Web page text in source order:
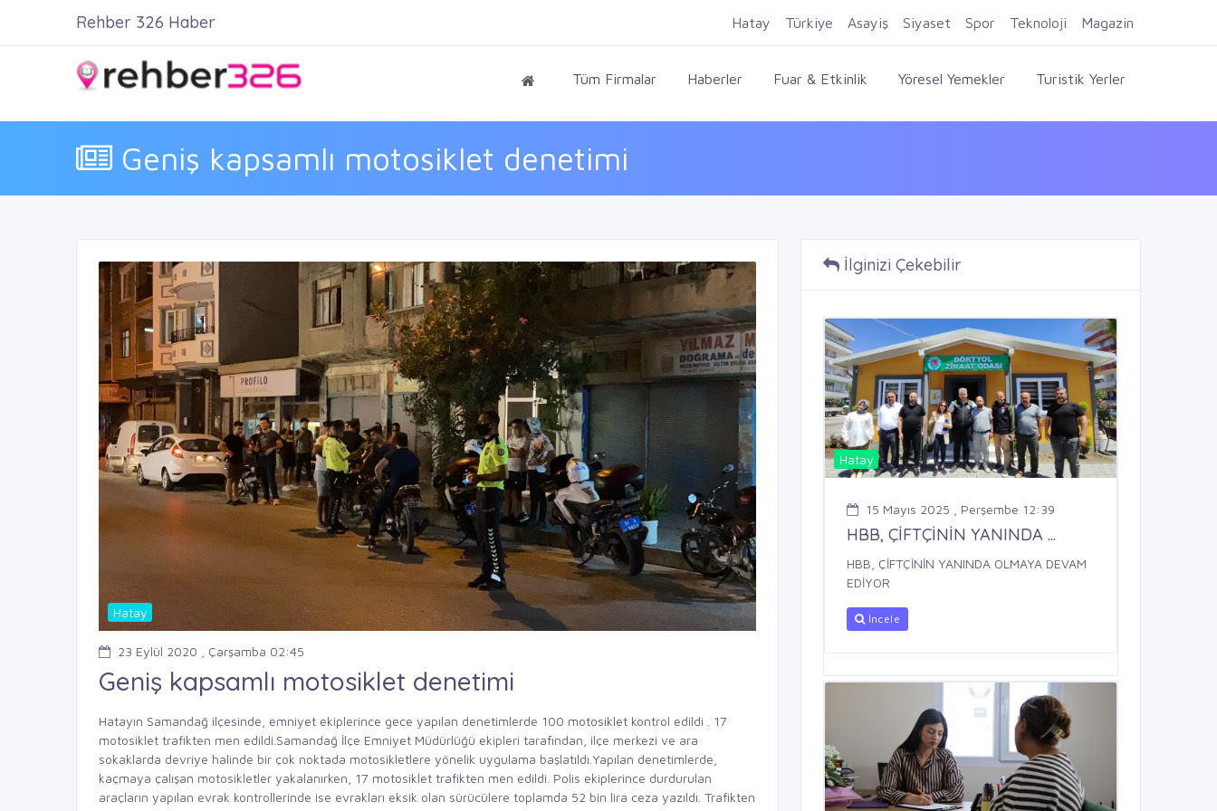
Firma Ekle Kayıt Ol Giriş Yap
Tüm Firmalar Haberler Fuar & Etkinlik Yöresel Yemekler Turistik Yerler
Geniş kapsamlı motosiklet denetimi
Rehber 326 Haber Hatay Türkiye Asayiş Siyaset Spor Teknoloji Magazin
Hatay
23 Eylül 2020 , Çarşamba 02:45
Geniş kapsamlı motosiklet denetimi
Hatayın Samandağ ilçesinde, emniyet ekiplerince gece yapılan denetimlerde 100 motosiklet kontrol edildi . 17
motosiklet trafikten men edildi.Samandağ İlçe Emniyet Müdürlüğü ekipleri tarafından, ilçe merkezi ve ara
sokaklarda devriye halinde bir çok noktada motosikletlere yönelik uygulama başlatıldı.Yapılan denetimlerde,
kaçmaya çalışan motosikletler yakalanırken, 17 motosiklet trafikten men edildi. Polis ekiplerince durdurulan
araçların yapılan evrak kontrollerinde ise evrakları eksik olan sürücülere toplamda 52 bin lira ceza yazıldı. Trafikten
İlginizi Çekebilir
Hatay
15 Mayıs 2025 , Perşembe 12:39
HBB, ÇİFTÇİNİN YANINDA ...
HBB, ÇİFTÇİNİN YANINDA OLMAYA DEVAM
EDİYOR
İncele